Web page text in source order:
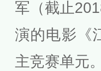
军（截止
演的电影《
主竞赛单元。